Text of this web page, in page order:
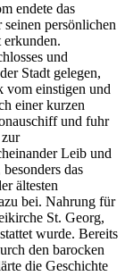
endete das
persönlichen
erkunden.
und
Stadt gelegen,
vom einstigen und
einer kurzen
und fuhr
Leib und
das
ältesten
bei. Nahrung für
St. Georg,
wurde. Bereits
den barocken
die Geschichte